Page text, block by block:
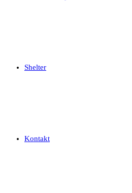
Shelter
Kontakt